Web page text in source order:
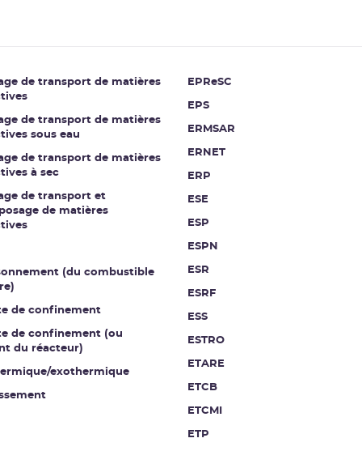
de transport de matières
de transport de matières
sous eau
de transport de matières
à sec
de transport et
de matières
(du combustible
de confinement
de confinement (ou
du réacteur)
exothermique
EPReSC
EPS
ERMSAR
ERNET
ERP
ESE
ESP
ESPN
ESR
ESRF
ESS
ESTRO
ETARE
ETCB
ETCMI
ETP